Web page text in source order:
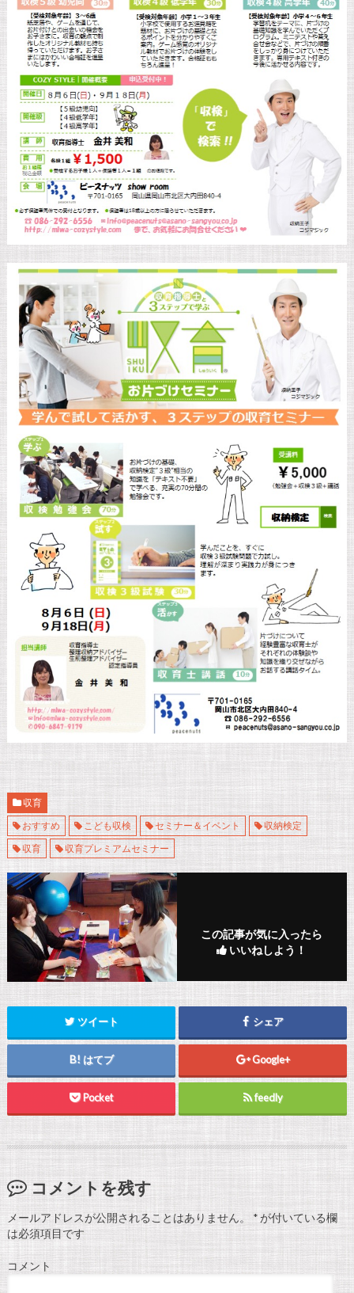
収育
おすすめ
こども収検 セミナー＆イベント
収納検定
収育
収育プレミアムセミナー
この記事が気に入ったら
いいねしよう！
ツイート シェア
はてブ Google+
Pocket feedly
コメントを残す
メールアドレスが公開されることはありません。 *が付いている欄
は必須項目です
コメント